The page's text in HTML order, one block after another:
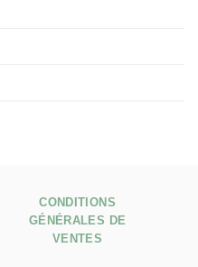
CONDITIONS
GÉNÉRALES DE
VENTES